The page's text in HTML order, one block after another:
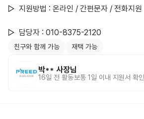
▷  지원방법 : 온라인 / 간편문자 / 전화지원
▷  담당자 : 010-8375-2120
친구와 함께 가능 재택 가능
박** 사장님
16일 전 활동보통 1일 이내 지원서 확인